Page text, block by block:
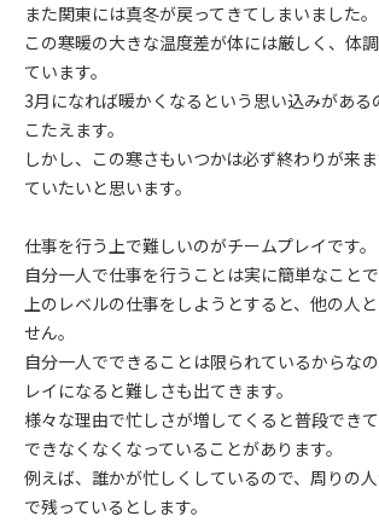
また関東には真冬が戻ってきてしまいました。
この寒暖の大きな温度差が体には厳しく、体
ています。
3月になれば暖かくなるという思い込みがある
こたえます。
しかし、この寒さもいつかは必ず終わりが来
ていたいと思います。
仕事を行う上で難しいのがチームプレイです。
自分一人で仕事を行うことは実に簡単なこと
上のレベルの仕事をしようとすると、他の人
せん。
自分一人でできることは限られているからな
レイになると難しさも出てきます。
様々な理由で忙しさが増してくると普段でき
できなくなくなっていることがあります。
例えば、誰かが忙しくしているので、周りの
で残っているとします。